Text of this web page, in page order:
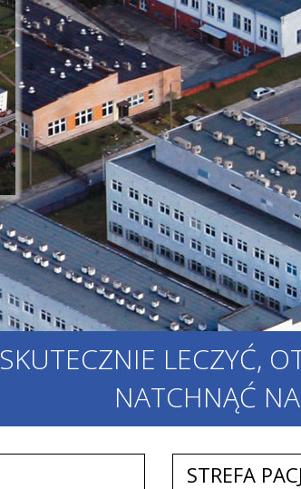
SKUTECZNIE LECZYĆ,
NATCHNĄĆ
STREFA